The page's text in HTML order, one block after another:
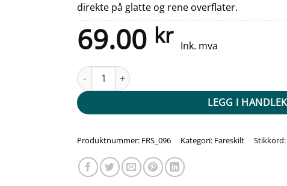
direkte på glatte og rene overflater.
69.00 kr Ink. mva
Fareskilt - Høyt trinn antall
LEGG I
Produktnummer: FRS_096 Kategori: Fareskilt Stikkord: